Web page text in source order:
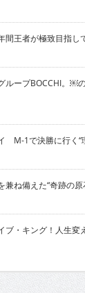
王者が極致目指し
ープBOCCHI。￼
M-1で決勝に行く“
ね備えた“奇跡の原
・キング！人生変